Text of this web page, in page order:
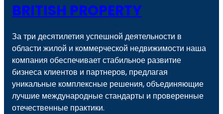
BRITISH PROPERTY
За три десятилетия успешной деятельности в
области жилой и коммерческой недвижимости наша
компания обеспечивает стабильное развитие
бизнеса клиентов и партнеров, предлагая
уникальные комплексные решения, объединяющие
лучшие международные стандарты и проверенные
отечественные практики.